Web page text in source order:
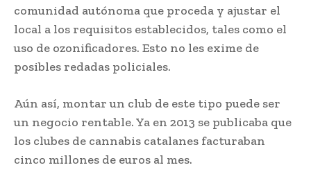
comunidad autónoma que proceda y ajustar el
local a los requisitos establecidos, tales como el
uso de ozonificadores. Esto no les exime de
posibles redadas policiales.
Aún así, montar un club de este tipo puede ser
un negocio rentable. Ya en 2013 se publicaba que
los clubes de cannabis catalanes facturaban
cinco millones de euros al mes.